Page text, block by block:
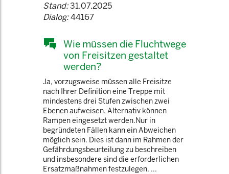
Stand:31.07.2025
Dialog:44167
Wie müssen die Fluchtwege
von Freisitzen gestaltet
werden?
Ja, vorzugsweise müssen alle Freisitze
nach Ihrer Definition eine Treppe mit
mindestens drei Stufen zwischen zwei
Ebenen aufweisen. Alternativ können
Rampen eingesetzt werden.Nur in
begründeten Fällen kann ein Abweichen
möglich sein. Dies ist dann im Rahmen der
Gefährdungsbeurteilung zu beschreiben
und insbesondere sind die erforderlichen
Ersatzmaßnahmen festzulegen. ...